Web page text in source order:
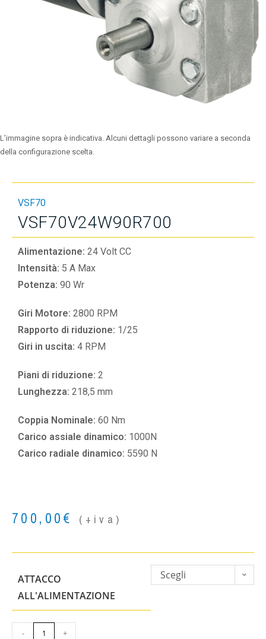
L’immagine sopra è indicativa. Alcuni dettagli possono variare a seconda
della configurazione scelta.
VSF70
VSF70V24W90R700
Alimentazione: 24 Volt CC
Intensità: 5 A Max
Potenza: 90 Wr
Giri Motore: 2800 RPM
Rapporto di riduzione: 1/25
Giri in uscita: 4 RPM
Piani di riduzione: 2
Lunghezza: 218,5 mm
Coppia Nominale: 60 Nm
Carico assiale dinamico: 1000N
Carico radiale dinamico: 5590 N
700,00€ (+iva)
ATTACCO
ALL'ALIMENTAZIONE
Scegli
- +